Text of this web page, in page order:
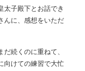
太子殿下とお話でき
んに、感想をいただ
続くのに重ねて、
向けての練習で大忙